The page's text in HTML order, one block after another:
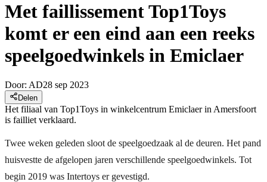
Met faillissement Top1Toys
komt er een eind aan een reeks
speelgoedwinkels in Emiclaer
Door: AD28 sep 2023
Delen
Het filiaal van Top1Toys in winkelcentrum Emiclaer in Amersfoort
is failliet verklaard.
Twee weken geleden sloot de speelgoedzaak al de deuren. Het pand
huisvestte de afgelopen jaren verschillende speelgoedwinkels. Tot
begin 2019 was Intertoys er gevestigd.